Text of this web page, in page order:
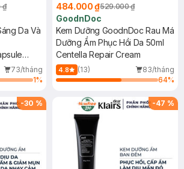
₫
Da Và
73/tháng
1%
484.000 ₫529.000 ₫
GoodnDoc
Kem Dưỡng GoodnDoc Rau Má
Dưỡng Ẩm Phục Hồi Da 50ml
Centella Repair Cream
4.8 (13)
83/tháng
64%
-30 % -47 %